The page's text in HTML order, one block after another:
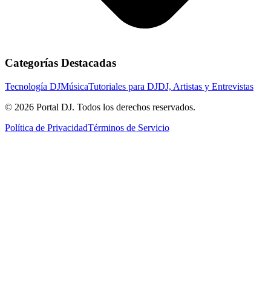
Categorías Destacadas
Tecnología DJMúsicaTutoriales para DJDJ, Artistas y Entrevistas
© 2026 Portal DJ. Todos los derechos reservados.
Política de PrivacidadTérminos de Servicio